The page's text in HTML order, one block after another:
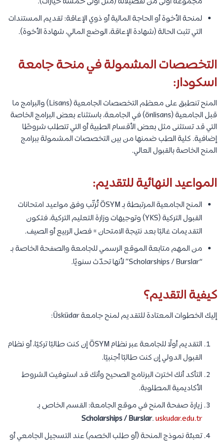
لمنحة الأخوة أو الحاجة المالية أو ذوي الإعاقة: تقديم المستندات
التي تثبت الحالة (شهادة الإعاقة، الوضع المالي، شهادة الأخوة).
التخصصات المشمولة في منحة جامعة
اسكودار:
المنح تنطبق على معظم التخصصات الجامعية (Lisans) والبرامج ما
قبل الجامعية (önlisans) في الجامعة، باستثناء بعض البرامج الخاصة
التي قد تستثنى مثل بعض الأقسام الطبية أو التي تتطلب شروطًا
إضافية. كلية الطب ضمنها من بين التخصصات المشمولة ببرامج
المنح الخاصة بالقبول العالي.
المواعيد النهائية للتقديم:
المنح الجامعية المرتبطة بـ ÖSYM تُرتّب وفق مواعيد امتحانات
القبول التركية (YKS) وتوجيهات وزارة التعليم التركية، فتكون
التقديمات غالبًا بعد نتيجة الامتحان ≈ فصل الربيع أو الصيف.
من المهم متابعة الموقع الرسمي للجامعة والصفحة الخاصة بـ
“Scholarships / Burslar” لأنها تحدّث سنويًا.
كيفية التقديم؟
إليك الخطوات المعتادة للتقديم لمنح جامعة Üsküdar:
التقديم أولًا للجامعة عبر نظام ÖSYM إن كنت طالبًا تركيًا، أو نظام
القبول الدولي إن كنت طالبًا أجنبيًا.
التأكد أنك اخترت البرنامج الصحيح وأنك قد استوفيت الشروط
الأكاديمية المطلوبة.
زيارة صفحة المنح في موقع الجامعة: القسم الخاص بـ
Scholarships / Burslar.uskudar.edu.tr
تعبئة نموذج المنحة (أو طلب الخصم) عند التسجيل الجامعي أو